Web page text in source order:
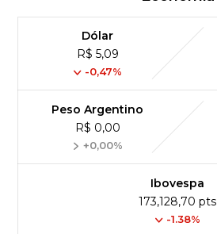
Dólar
R$ 5,09
-0,47%
Peso Argentino
R$ 0,00
+0,00%
Ibovespa
173,128,70 pts
-1.38%